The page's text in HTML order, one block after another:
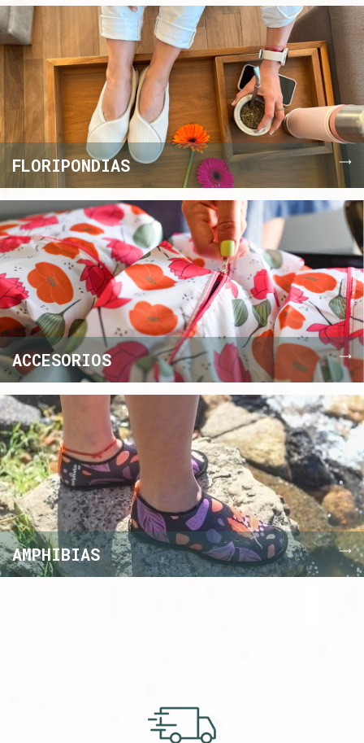
FLORIPONDIAS
ACCESORIOS
AMPHIBIAS